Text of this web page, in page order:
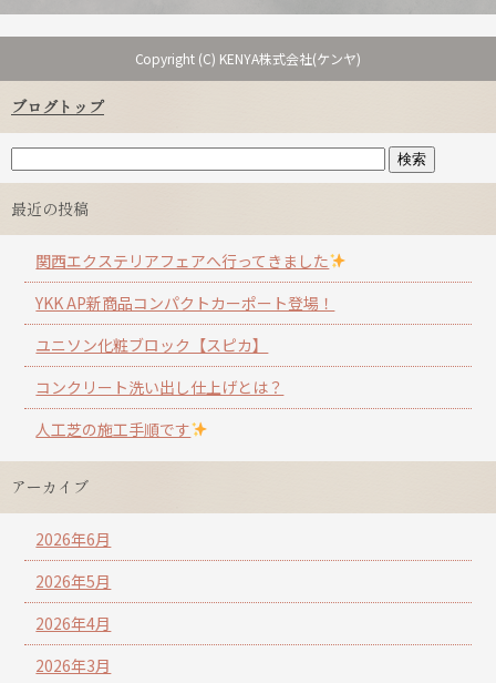
Copyright (C) KENYA株式会社(ケンヤ)
ブログトップ
最近の投稿
関西エクステリアフェアへ行ってきました
YKK AP新商品コンパクトカーポート登場！
ユニソン化粧ブロック【スピカ】
コンクリート洗い出し仕上げとは？
人工芝の施工手順です
アーカイブ
2026年6月
2026年5月
2026年4月
2026年3月